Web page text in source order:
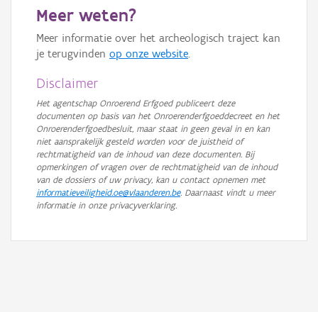
Meer weten?
Meer informatie over het archeologisch traject kan
je terugvinden op onze website.
Disclaimer
Het agentschap Onroerend Erfgoed publiceert deze
documenten op basis van het Onroerenderfgoeddecreet en het
Onroerenderfgoedbesluit, maar staat in geen geval in en kan
niet aansprakelijk gesteld worden voor de juistheid of
rechtmatigheid van de inhoud van deze documenten. Bij
opmerkingen of vragen over de rechtmatigheid van de inhoud
van de dossiers of uw privacy, kan u contact opnemen met
informatieveiligheid.oe@vlaanderen.be. Daarnaast vindt u meer
informatie in onze privacyverklaring.